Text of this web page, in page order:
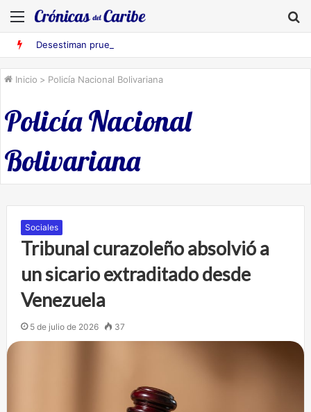
Menú
Inicio > Policía Nacional Bolivariana
Policía Nacional
Bolivariana
Sociales
Tribunal curazoleño absolvió a
un sicario extraditado desde
Venezuela
5 de julio de 2026 37